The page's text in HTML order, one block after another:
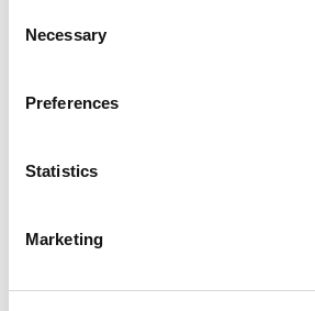
Selection
Necessary
Preferences
Statistics
Marketing